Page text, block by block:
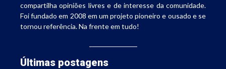
compartilha opiniões livres e de interesse da comunidade.
Foi fundado em 2008 em um projeto pioneiro e ousado e se
tornou referência. Na frente em tudo!
Últimas postagens